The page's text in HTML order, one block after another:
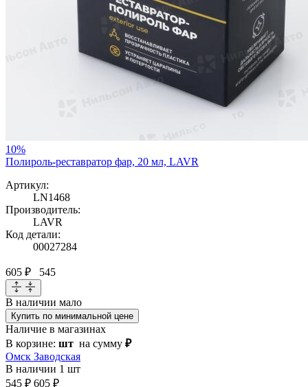
10%
Полироль-реставратор фар, 20 мл, LAVR
Артикул:
LN1468
Производитель:
LAVR
Код детали:
00027284
605 ₽ 545
В наличии мало
Купить по минимальной цене
Наличие в магазинах
В корзине: шт на сумму ₽
Омск Заводская
В наличии 1 шт
545 ₽ 605 ₽